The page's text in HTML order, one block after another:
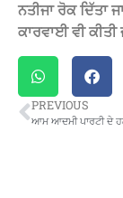
ਨਤੀਜਾ ਰੋਕ ਦਿੱਤਾ
ਕਾਰਵਾਈ ਵੀ ਕੀਤੀ
PREVIOUS